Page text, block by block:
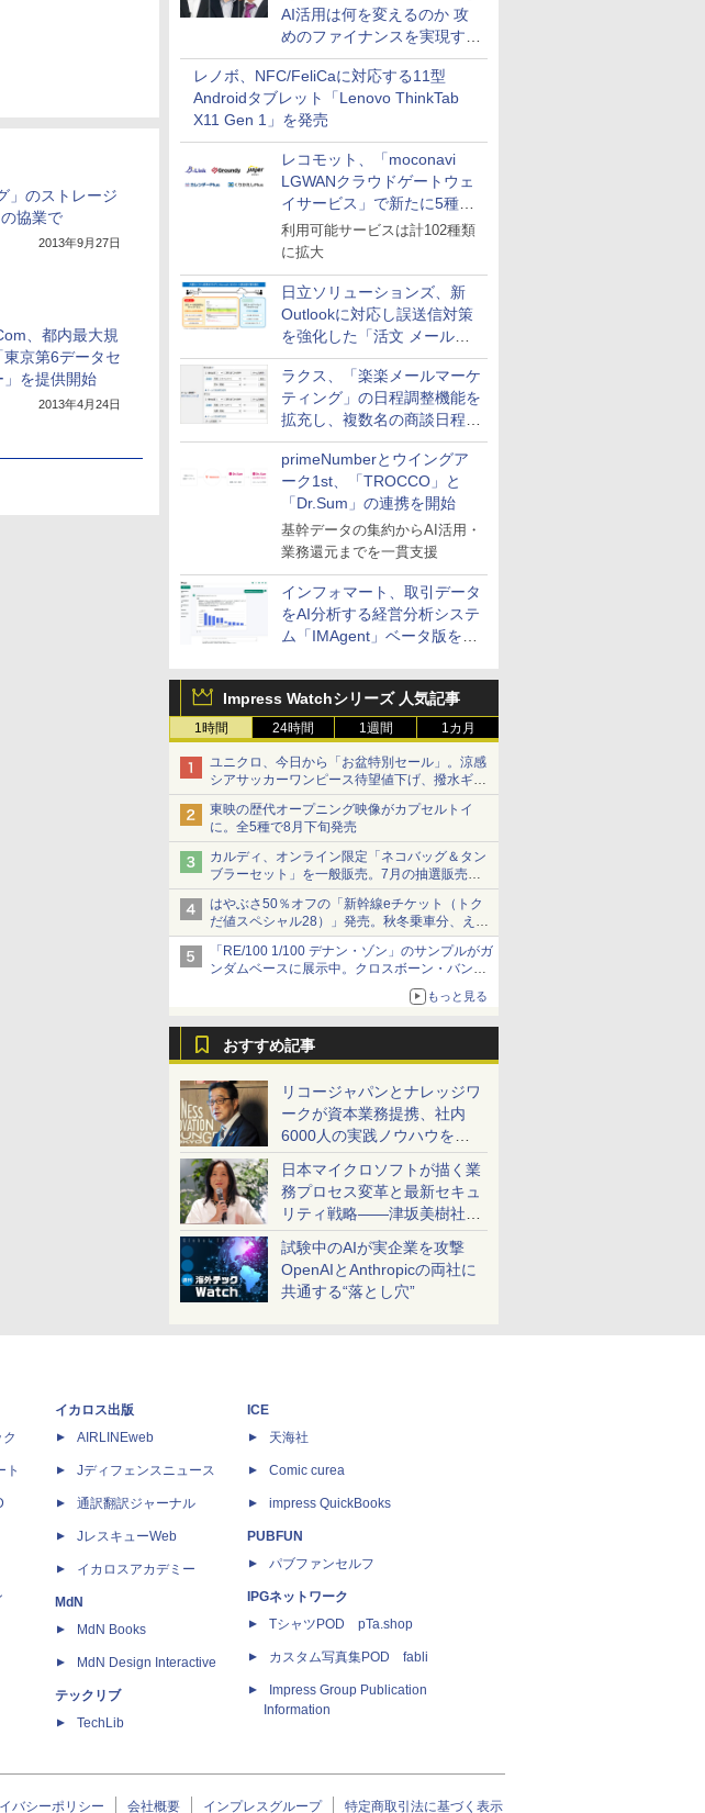
AI活用は何を変えるのか 攻
めのファイナンスを実現する
業務設計とマインドセット変
革
レノボ、NFC/FeliCaに対応する11型
Androidタブレット「Lenovo ThinkTab
X11 Gen 1」を発売
レコモット、「moconavi
LGWANクラウドゲートウェ
イサービス」で新たに5種類
のサービスと連携開始
利用可能サービスは計102種類
に拡大
日立ソリューションズ、新
Outlookに対応し誤送信対策
を強化した「活文 メール誤
送信防止アドインサービス」
を提供
ラクス、「楽楽メールマーケ
ティング」の日程調整機能を
拡充し、複数名の商談日程調
整を効率化
primeNumberとウイングア
ーク1st、「TROCCO」と
「Dr.Sum」の連携を開始
基幹データの集約からAI活用・
業務還元までを一貫支援
インフォマート、取引データ
をAI分析する経営分析システ
ム「IMAgent」ベータ版を提
Impress Watchシリーズ 人気記事
1時間 24時間 1週間 1カ月
ユニクロ、今日から「お盆特別セール」。涼感
シアサッカーワンピース待望値下げ、撥水ギア
ショーツは1990円に
東映の歴代オープニング映像がカプセルトイ
に。全5種で8月下旬発売
カルディ、オンライン限定「ネコバッグ＆タン
ブラーセット」を一般販売。7月の抽選販売の
当選無効分
はやぶさ50％オフの「新幹線eチケット（トク
だ値スペシャル28）」発売。秋冬乗車分、えき
ねっと限定
「RE/100 1/100 デナン・ゾン」のサンプルがガ
ンダムベースに展示中。クロスボーン・バンガ
ードの制式量産機が間もなく発送【ガンダムベ
もっと見る
おすすめ記事
リコージャパンとナレッジワ
ークが資本業務提携、社内
6000人の実践ノウハウを生
かした「AI商談記録 for
RICOH」を展開へ
日本マイクロソフトが描く業
務プロセス変革と最新セキュ
リティ戦略――津坂美樹社長
が2027年度戦略を説明
試験中のAIが実企業を攻撃
OpenAIとAnthropicの両社に
共通する“落とし穴”
」のストレージ
協業で
2013年9月27日
、都内最大規
東京第6データセ
」を提供開始
2013年4月24日
ト
イカロス出版
AIRLINEweb
Jディフェンスニュース
通訳翻訳ジャーナル
JレスキューWeb
イカロスアカデミー
MdN
MdN Books
MdN Design Interactive
テックリブ
TechLib
ICE
天海社
Comic curea
impress QuickBooks
PUBFUN
パブファンセルフ
IPGネットワーク
TシャツPOD pTa.shop
カスタム写真集POD fabli
Impress Group Publication
Information
バシーポリシー 会社概要 インプレスグループ 特定商取引法に基づく表示